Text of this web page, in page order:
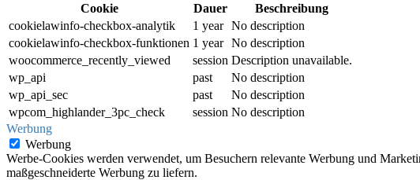
Cookie
Dauer
Beschreibung
cookielawinfo-checkbox-analytik
1 year No description
cookielawinfo-checkbox-funktionen 1 year No description
woocommerce_recently_viewed
session Description unavailable.
wp_api
past
No description
wp_api_sec
past
No description
wpcom_highlander_3pc_check
session No description
Werbung
Werbung
Werbe-Cookies werden verwendet, um Besuchern relevante Werbung und
maßgeschneiderte Werbung zu liefern.